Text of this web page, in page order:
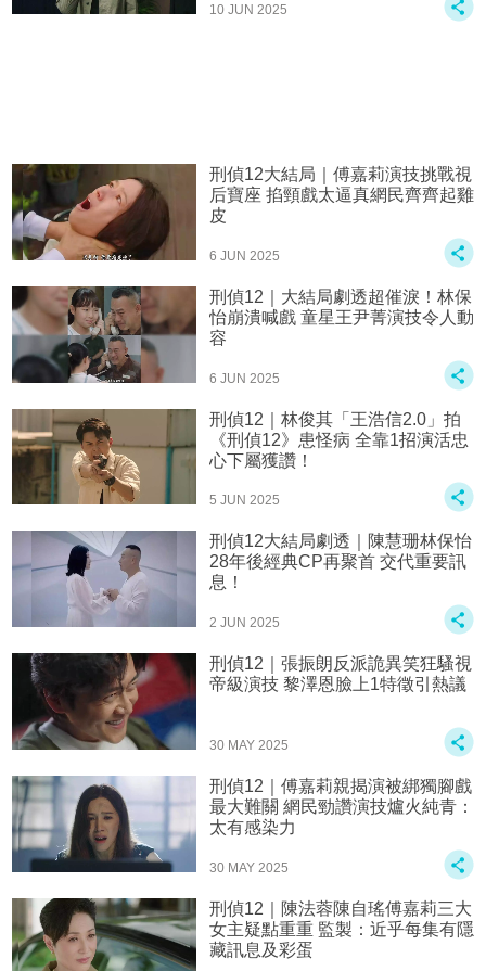
10 JUN 2025
刑偵12大結局｜傅嘉莉演技挑戰視
后寶座 掐頸戲太逼真網民齊齊起雞
皮
6 JUN 2025
刑偵12｜大結局劇透超催淚！林保
怡崩潰喊戲 童星王尹菁演技令人動
容
6 JUN 2025
刑偵12｜林俊其「王浩信2.0」拍
《刑偵12》患怪病 全靠1招演活忠
心下屬獲讚！
5 JUN 2025
刑偵12大結局劇透｜陳慧珊林保怡
28年後經典CP再聚首 交代重要訊
息！
2 JUN 2025
刑偵12｜張振朗反派詭異笑狂騷視
帝級演技 黎澤恩臉上1特徵引熱議
30 MAY 2025
刑偵12｜傅嘉莉親揭演被綁獨腳戲
最大難關 網民勁讚演技爐火純青：
太有感染力
30 MAY 2025
刑偵12｜陳法蓉陳自瑤傅嘉莉三大
女主疑點重重 監製：近乎每集有隱
藏訊息及彩蛋